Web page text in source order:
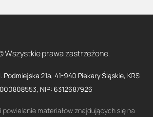
Wszystkie prawa zastrzeżone.
Podmiejska 21a, 41-940 Piekary Śląskie, KRS
NIP: 6312687926
powielanie materiałów znajdujących się na